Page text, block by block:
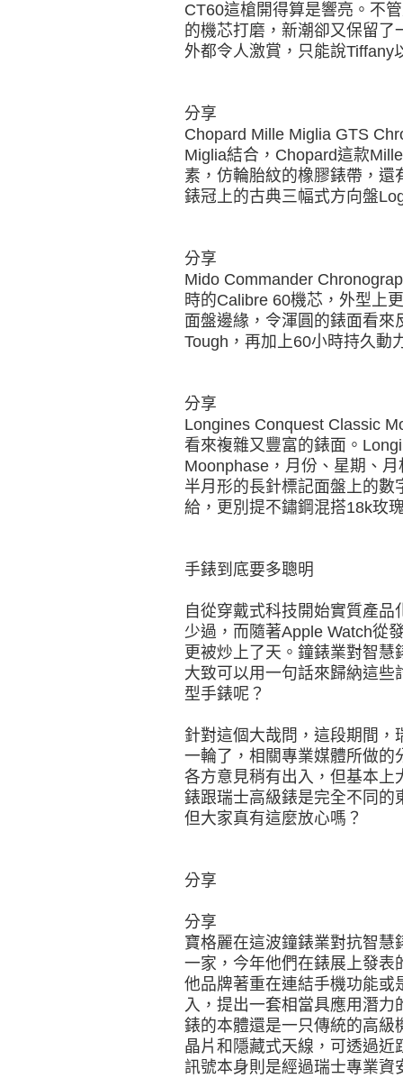
CT60這槍開得算是響亮。不
的機芯打磨，新潮卻又保留
外都令人激賞，只能說Tiffany
分享
Chopard Mille Miglia GTS
Miglia結合，Chopard這款
素，仿輪胎紋的橡膠錶帶，
錶冠上的古典三幅式方向盤
分享
Mido Commander
時的Calibre 60機芯，外型上
面盤邊緣，令渾圓的錶面看
Tough，再加上60小時持久動
分享
Longines Conquest Classic
看來複雜又豐富的錶面。
Moonphase，月份、星期、
半月形的長針標記面盤上的
給，更別提不鏽鋼混搭18k玫
手錶到底要多聰明
自從穿戴式科技開始實質產
少過，而隨著Apple Watch從
更被炒上了天。鐘錶業對智
大致可以用一句話來歸納這
型手錶呢？
針對這個大哉問，這段期間
一輪了，相關專業媒體所做的
各方意見稍有出入，但基本上
錶跟瑞士高級錶是完全不同的
但大家真有這麼放心嗎？
分享
分享
寶格麗在這波鐘錶業對抗智
一家，今年他們在錶展上發表
他品牌著重在連結手機功能或
入，提出一套相當具應用潛
錶的本體還是一只傳統的高級
晶片和隱藏式天線，可透過
訊號本身則是經過瑞士專業資